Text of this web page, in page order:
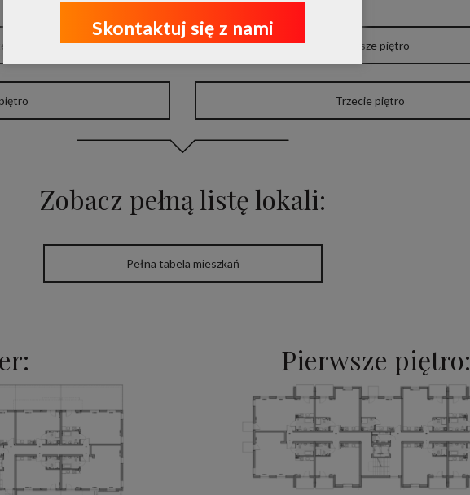
Pierwsze piętro
Trzecie piętro
Zobacz pełną listę lokali:
Pełna tabela mieszkań
Pierwsze piętro:
Skontaktuj się z nami